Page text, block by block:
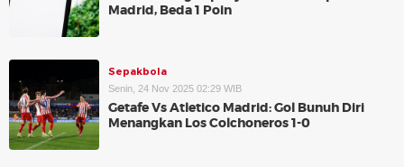
Madrid, Beda 1 Poin
Sepakbola
Senin, 24 Nov 2025 02:29 WIB
Getafe Vs Atletico Madrid: Gol Bunuh Diri
Menangkan Los Colchoneros 1-0